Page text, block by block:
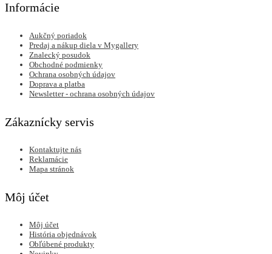
Informácie
Aukčný poriadok
Predaj a nákup diela v Mygallery
Znalecký posudok
Obchodné podmienky
Ochrana osobných údajov
Doprava a platba
Newsletter - ochrana osobných údajov
Zákaznícky servis
Kontaktujte nás
Reklamácie
Mapa stránok
Môj účet
Môj účet
História objednávok
Obľúbené produkty